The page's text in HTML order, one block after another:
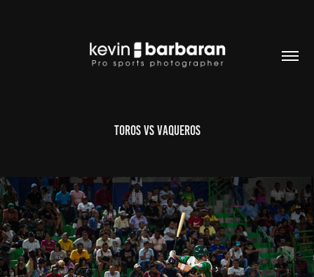
Toros Vs Vaqueros